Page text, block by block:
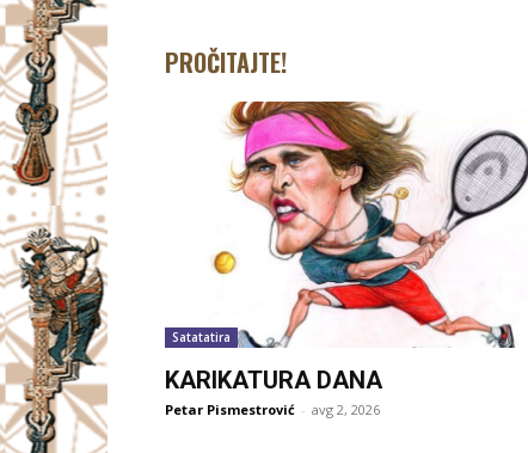
PROČITAJTE!
Satatatira
KARIKATURA DANA
Petar Pismestrović - avg 2, 2026